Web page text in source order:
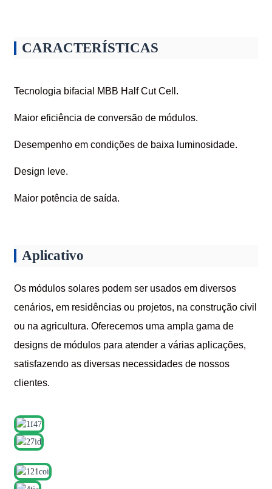
CARACTERÍSTICAS
Tecnologia bifacial MBB Half Cut Cell.
Maior eficiência de conversão de módulos.
Desempenho em condições de baixa luminosidade.
Design leve.
Maior potência de saída.
Aplicativo
Os módulos solares podem ser usados ​​em diversos
cenários, em residências ou projetos, na construção civil
ou na agricultura. Oferecemos uma ampla gama de
designs de módulos para atender a várias aplicações,
satisfazendo as diversas necessidades de nossos
clientes.